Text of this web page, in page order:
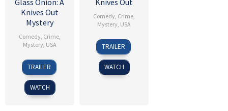
Knives Out
Mystery
Comedy, Crime,
Mystery, USA
23
Nov
2022
Bruce
Wayne
Gillies
TRAILER
WATCH
Comedy, Crime,
Mystery, USA
27
Nov
2019
Bruce
Wayne
Gillies
TRAILER
WATCH